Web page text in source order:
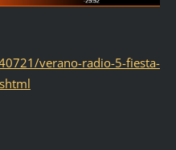
verano-radio-5-fiesta-